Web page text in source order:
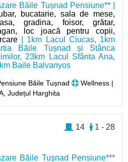
Băile Tușnad Pensiune** |
bucatarie, sala de mese,
gradina, foisor, grătar,
loc joacă pentru copii,
| 1km Lacul Ciucas, 1km
Băile Tușnad și Stânca
23km Lacul Sfânta Ana,
Baile Balvanyos
Băile Tușnad
Wellness |
Județul Harghita
Băile Tușnad Pensiune***
1 - 28
14